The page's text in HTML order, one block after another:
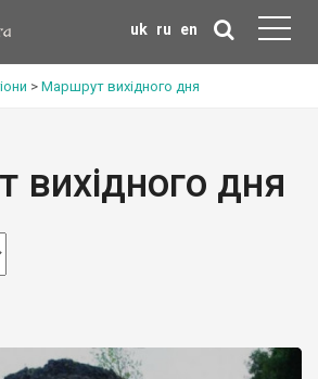
uk ru en
> Маршрут вихідного дня
вихідного дня